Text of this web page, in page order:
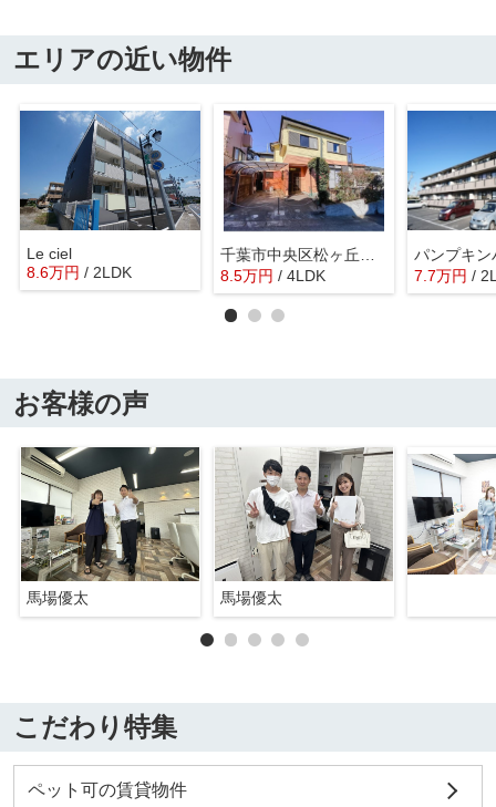
エリアの近い物件
Le ciel
8.6万円 / 2LDK
8.5万円 / 4LDK
パンプキン
7.7万円 /
お客様の声
馬場優太 馬場優太
こだわり特集
ペット可の賃貸物件